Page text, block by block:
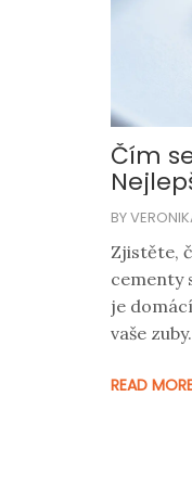
Čím
BY
Zjistěte,
cementy
je
vaše zuby.
READ